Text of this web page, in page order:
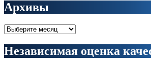
Архивы
Архивы
Независимая оценка